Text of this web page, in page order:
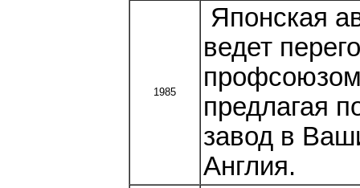
1985
Японская
ведет
предлагая
завод в
Англия.